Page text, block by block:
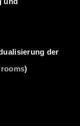
der
)